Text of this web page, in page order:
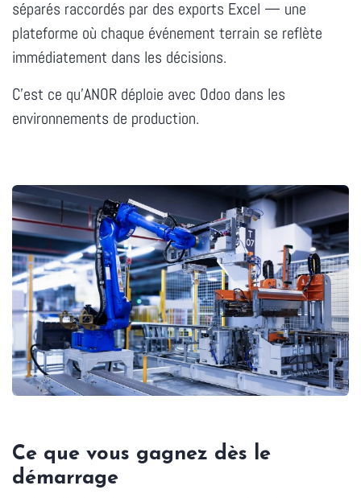
séparés raccordés par des exports Excel — une
plateforme où chaque événement terrain se reflète
immédiatement dans les décisions.
C'est ce qu'ANOR déploie avec Odoo dans les
environnements de production.
Ce que vous gagnez dès le
démarrage